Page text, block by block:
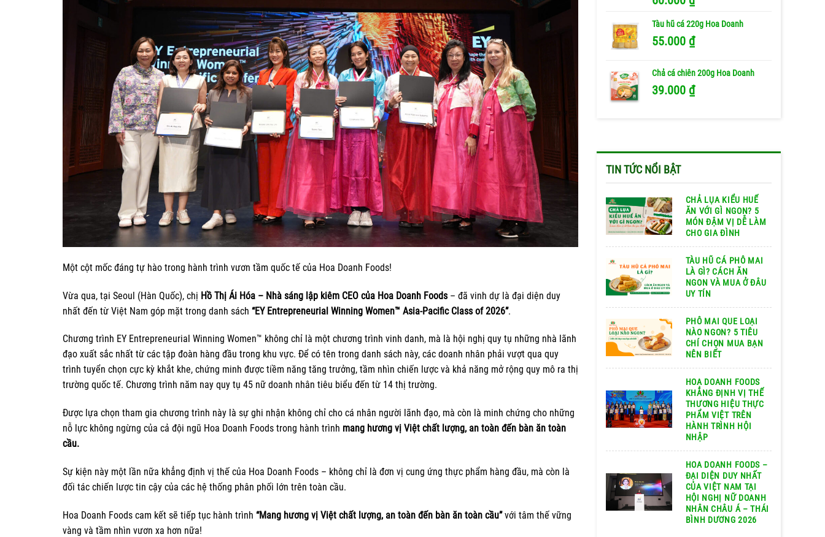
Một cột mốc đáng tự hào trong hành trình vươn tầm quốc tế của Hoa Doanh Foods!
Vừa qua, tại Seoul (Hàn Quốc), chị Hồ Thị Ái Hóa – Nhà sáng lập kiêm CEO của Hoa Doanh Foods– đã vinh dự là đại diện duy
nhất đến từ Việt Nam góp mặt trong danh sách “EY Entrepreneurial Winning Women™ Asia-Pacific Class of 2026”.
Chương trình EY Entrepreneurial Winning Women™ không chỉ là một chương trình vinh danh, mà là hội nghị quy tụ những nhà lãnh
đạo xuất sắc nhất từ các tập đoàn hàng đầu trong khu vực. Để có tên trong danh sách này, các doanh nhân phải vượt qua quy
trình tuyển chọn cực kỳ khắt khe, chứng minh được tiềm năng tăng trưởng, tầm nhìn chiến lược và khả năng mở rộng quy mô ra thị
trường quốc tế. Chương trình năm nay quy tụ 45 nữ doanh nhân tiêu biểu đến từ 14 thị trường.
Được lựa chọn tham gia chương trình này là sự ghi nhận không chỉ cho cá nhân người lãnh đạo, mà còn là minh chứng cho những
nỗ lực không ngừng của cả đội ngũ Hoa Doanh Foods trong hành trình mang hương vị Việt chất lượng, an toàn đến bàn ăn toàn
cầu.
Sự kiện này một lần nữa khẳng định vị thế của Hoa Doanh Foods – không chỉ là đơn vị cung ứng thực phẩm hàng đầu, mà còn là
đối tác chiến lược tin cậy của các hệ thống phân phối lớn trên toàn cầu.
Hoa Doanh Foods cam kết sẽ tiếp tục hành trình “Mang hương vị Việt chất lượng, an toàn đến bàn ăn toàn cầu”với tâm thế vững
vàng và tầm nhìn vươn xa hơn nữa!
Tàu hũ cá 220g Hoa Doanh
55.000 ₫
Chả cá chiên 200g Hoa Doanh
39.000 ₫
TIN TỨC NỔI BẬT
CHẢ LỤA KIỂU HUẾ
ĂN VỚI GÌ NGON? 5
MÓN ĐẬM VỊ DỄ LÀM
CHO GIA ĐÌNH
TÀU HŨ CÁ PHÔ MAI
LÀ GÌ? CÁCH ĂN
NGON VÀ MUA Ở ĐÂU
UY TÍN
PHÔ MAI QUE LOẠI
NÀO NGON? 5 TIÊU
CHÍ CHỌN MUA BẠN
NÊN BIẾT
HOA DOANH FOODS
KHẲNG ĐỊNH VỊ THẾ
THƯƠNG HIỆU THỰC
PHẨM VIỆT TRÊN
HÀNH TRÌNH HỘI
NHẬP
HOA DOANH FOODS –
ĐẠI DIỆN DUY NHẤT
CỦA VIỆT NAM TẠI
HỘI NGHỊ NỮ DOANH
NHÂN CHÂU Á – THÁI
BÌNH DƯƠNG 2026